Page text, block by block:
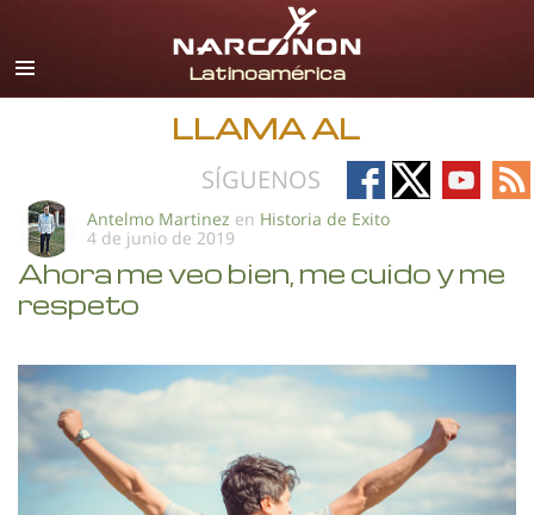
Español
Todas las Regiones/Idiomas
LLAMA AL
SÍGUENOS
Follow
on
Follow
on
Follow
on
on
Antelmo Martinez en Historia de Exito
4 de junio de 2019
Ahora me veo bien, me cuido y me
respeto